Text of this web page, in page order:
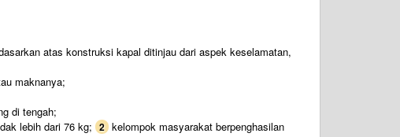
atas konstruksi kapal ditinjau dari aspek keselamatan,
maknanya;
di tengah;
lebih dari 76 kg; 2 kelompok masyarakat berpenghasilan